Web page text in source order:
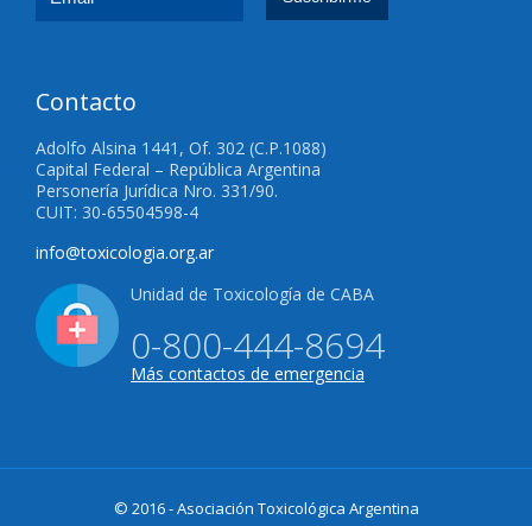
Contacto
Adolfo Alsina 1441, Of. 302 (C.P.1088)
Capital Federal – República Argentina
Personería Jurídica Nro. 331/90.
CUIT: 30-65504598-4
info@toxicologia.org.ar
Unidad de Toxicología de CABA
0-800-444-8694
Más contactos de emergencia
© 2016 - Asociación Toxicológica Argentina